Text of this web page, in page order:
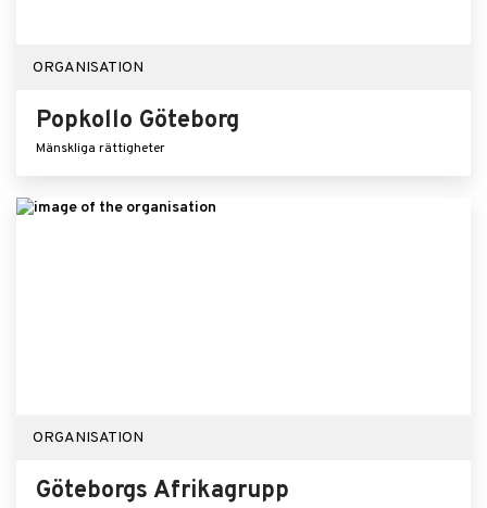
ORGANISATION
Popkollo Göteborg
Mänskliga rättigheter
ORGANISATION
Göteborgs Afrikagrupp